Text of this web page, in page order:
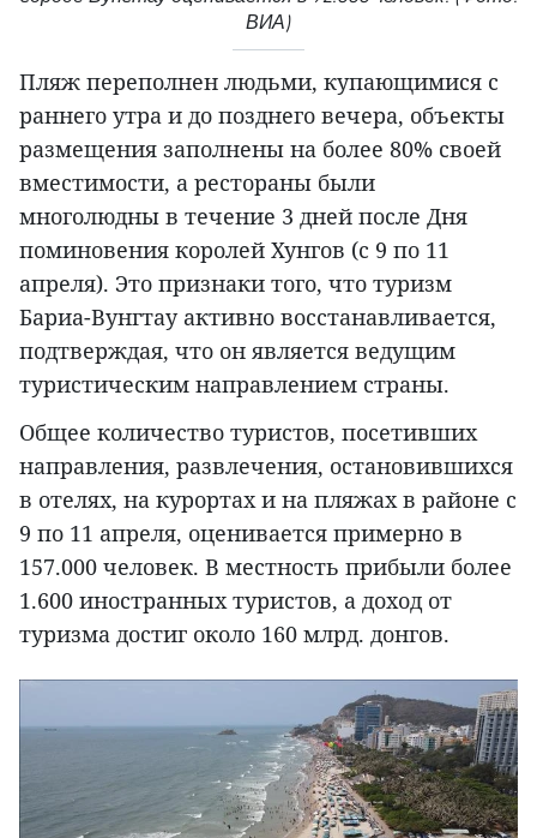
ВИА)
Пляж переполнен людьми, купающимися с
раннего утра и до позднего вечера, объекты
размещения заполнены на более 80% своей
вместимости, а рестораны были
многолюдны в течение 3 дней после Дня
поминовения королей Хунгов (с 9 по 11
апреля). Это признаки того, что туризм
Бариа-Вунгтау активно восстанавливается,
подтверждая, что он является ведущим
туристическим направлением страны.
Общее количество туристов, посетивших
направления, развлечения, остановившихся
в отелях, на курортах и на пляжах в районе с
9 по 11 апреля, оценивается примерно в
157.000 человек. В местность прибыли более
1.600 иностранных туристов, а доход от
туризма достиг около 160 млрд. донгов.